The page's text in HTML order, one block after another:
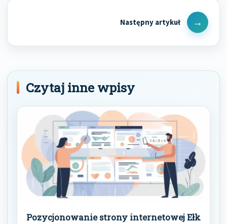
Next
Post
Czytaj inne wpisy
Pozycjonowanie strony internetowej Ełk